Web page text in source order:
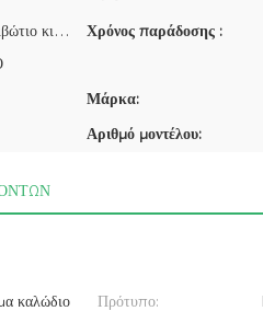
Ο ουδέτερος ΥΠΟΛΟΧΑΓΟΣ κιβώτιο κιβωτίων εμπορικών σημάτων χρώματος box/OEM Χρόνος παράδοσης :
Μάρκα:
Αριθμό μοντέλου:
καλώδιο Πρότυπο: